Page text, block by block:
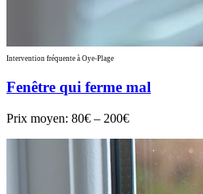
Intervention fréquente à Oye-Plage
Fenêtre qui ferme mal
Prix moyen: 80€ – 200€